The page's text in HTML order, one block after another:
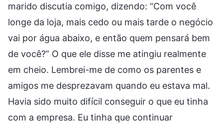
marido discutia comigo, dizendo: “Com você
longe da loja, mais cedo ou mais tarde o negócio
vai por água abaixo, e então quem pensará bem
de você?” O que ele disse me atingiu realmente
em cheio. Lembrei-me de como os parentes e
amigos me desprezavam quando eu estava mal.
Havia sido muito difícil conseguir o que eu tinha
com a empresa. Eu tinha que continuar